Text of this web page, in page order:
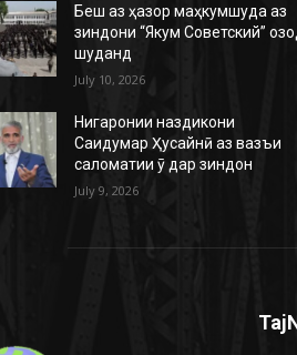
Беш аз ҳазор маҳкумшуда аз
зиндони “Якум Советский”
шуданд
July 10, 2026
Нигаронии наздикони
Саидумар Ҳусайнӣ аз вазъи
саломатии ӯ дар зиндон
July 9, 2026